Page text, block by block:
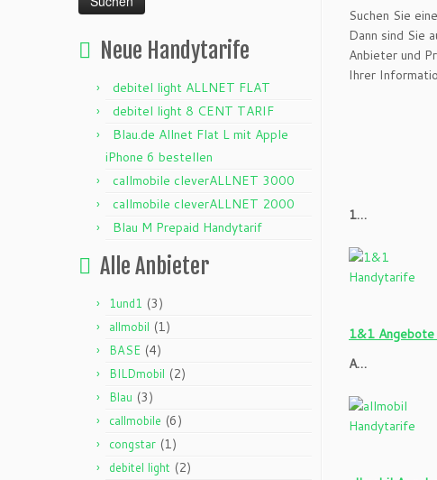
Neue Handytarife
debitel light ALLNET FLAT
debitel light 8 CENT TARIF
Blau.de Allnet Flat L mit Apple
iPhone 6 bestellen
callmobile cleverALLNET 3000
callmobile cleverALLNET 2000
Blau M Prepaid Handytarif
Alle Anbieter
1und1 (3)
allmobil (1)
BASE (4)
BILDmobil (2)
Blau (3)
callmobile (6)
congstar (1)
debitel light (2)
Suchen Sie
Dann sind Sie
Anbieter und
Ihrer
1…
1&1 Angebote
A…